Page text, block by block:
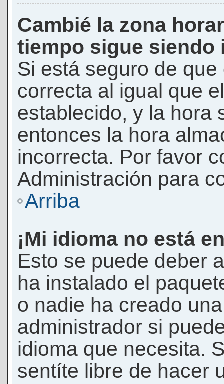
Cambié la zona
tiempo sigue siendo
Si está seguro de
correcta al igual que
establecido, y la hora
entonces la hora
incorrecta. Por favor
Administración para
Arriba
¡Mi idioma no está
Esto se puede deber
ha instalado el
o nadie ha creado
administrador si
idioma que necesita.
sentíte libre de hacer